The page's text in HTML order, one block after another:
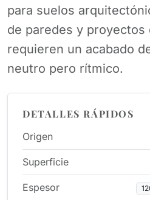
para suelos
de paredes y
requieren un acabado
neutro pero rítmico.
DETALLES RÁPIDOS
Origen
Superficie
Espesor